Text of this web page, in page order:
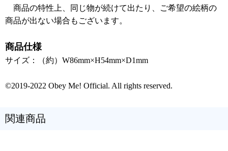
商品の特性上、同じ物が続けて出たり、ご希望の絵柄の
商品が出ない場合もございます。
商品仕様
サイズ：（約）W86mm×H54mm×D1mm
©2019-2022 Obey Me! Official. All rights reserved.
関連商品